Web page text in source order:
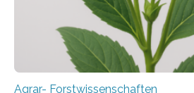
Insektenbiotechnologie neue
biotechnologische Verfahren zur…
Agrar- Forstwissenschaften